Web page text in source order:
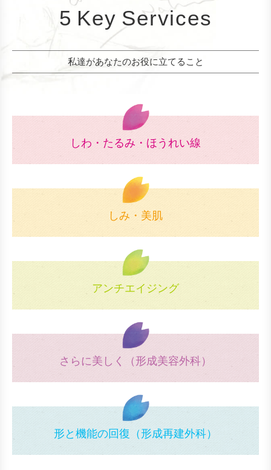
5 Key Services
私達があなたのお役に立てること
しわ・たるみ・ほうれい線
しみ・美肌
アンチエイジング
さらに美しく（形成美容外科）
形と機能の回復（形成再建外科）